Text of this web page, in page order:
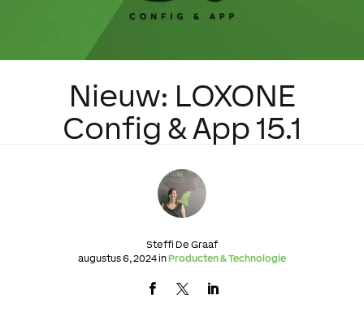
Nieuw: LOXONE
Config & App 15.1
Steffi De Graaf
augustus 6, 2024 in Producten & Technologie